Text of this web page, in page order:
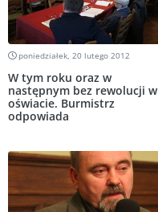
poniedziałek, 20 lutego 2012
W tym roku oraz w
następnym bez rewolucji w
oświacie. Burmistrz
odpowiada